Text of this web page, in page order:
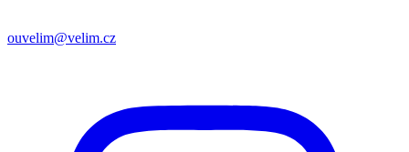
ouvelim@velim.cz